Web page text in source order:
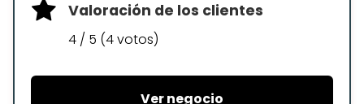
Valoración de los clientes
4 / 5 (4 votos)
Ver negocio